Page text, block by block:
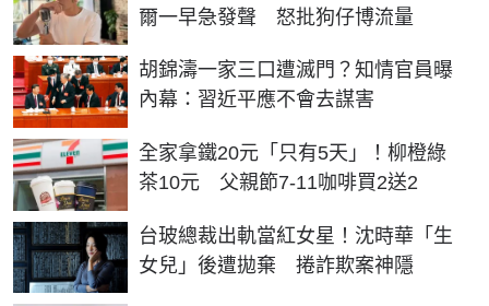
爾一早急發聲 怒批狗仔博流量
胡錦濤一家三口遭滅門？知情官員曝
內幕：習近平應不會去謀害
全家拿鐵20元「只有5天」！柳橙綠
茶10元 父親節7-11咖啡買2送2
台玻總裁出軌當紅女星！沈時華「生
女兒」後遭拋棄 捲詐欺案神隱